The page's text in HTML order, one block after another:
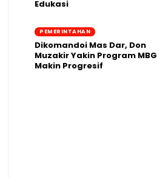
Edukasi
PEMERINTAHAN
Dikomandoi Mas Dar, Don
Muzakir Yakin Program MBG
Makin Progresif